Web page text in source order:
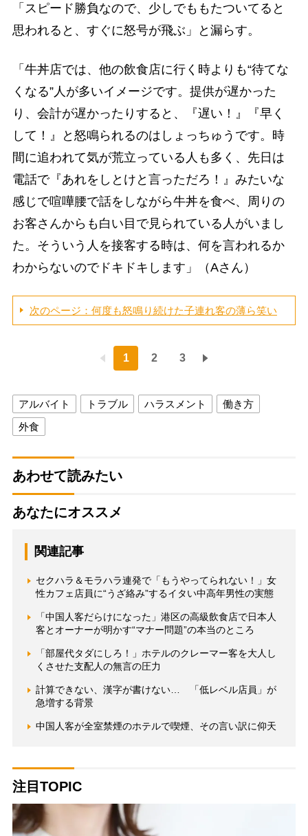
「スピード勝負なので、少しでももたついてると
思われると、すぐに怒号が飛ぶ」と漏らす。
「牛丼店では、他の飲食店に行く時よりも“待てな
くなる”人が多いイメージです。提供が遅かった
り、会計が遅かったりすると、『遅い！』『早く
して！』と怒鳴られるのはしょっちゅうです。時
間に追われて気が荒立っている人も多く、先日は
電話で『あれをしとけと言っただろ！』みたいな
感じで喧嘩腰で話をしながら牛丼を食べ、周りの
お客さんからも白い目で見られている人がいまし
た。そういう人を接客する時は、何を言われるか
わからないのでドキドキします」（Aさん）
次のページ：何度も怒鳴り続けた子連れ客の薄ら笑い
1 2 3
アルバイト トラブル ハラスメント
働き方
外食
あわせて読みたい
あなたにオススメ
関連記事
セクハラ＆モラハラ連発で「もうやってられない！」女
性カフェ店員に“うざ絡み”するイタい中高年男性の実態
「中国人客だらけになった」港区の高級飲食店で日本人
客とオーナーが明かす“マナー問題”の本当のところ
「部屋代タダにしろ！」ホテルのクレーマー客を大人し
くさせた支配人の無言の圧力
計算できない、漢字が書けない… 「低レベル店員」が
急増する背景
中国人客が全室禁煙のホテルで喫煙、その言い訳に仰天
注目TOPIC